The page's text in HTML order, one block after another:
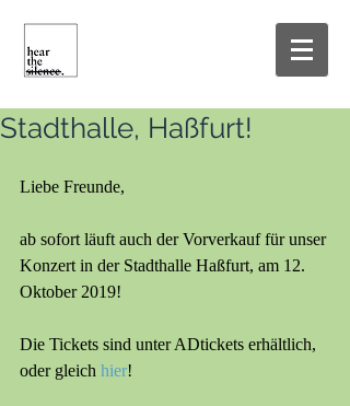
Stadthalle, Haßfurt!
Liebe Freunde,
ab sofort läuft auch der Vorverkauf für unser
Konzert in der Stadthalle Haßfurt, am 12.
Oktober 2019!
Die Tickets sind unter ADtickets erhältlich,
oder gleich hier!